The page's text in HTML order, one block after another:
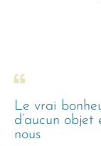
Le vrai
d’aucun
nous